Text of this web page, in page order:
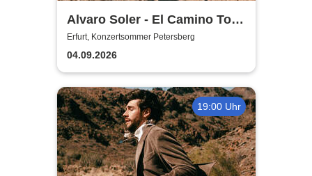
Alvaro Soler - El Camino Tour
2026
Erfurt, Konzertsommer Petersberg
04.09.2026
19:00 Uhr